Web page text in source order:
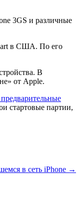
3GS и различные
в США. По его
В
от Apple.
стартовые партии,
в сеть iPhone →